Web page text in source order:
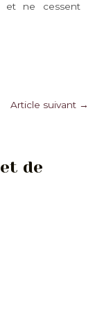
et ne cessent
Article suivant →
de